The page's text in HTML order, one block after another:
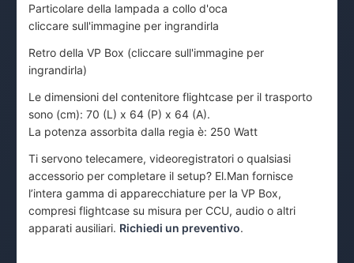
Particolare della lampada a collo d'oca
cliccare sull'immagine per ingrandirla
Retro della VP Box (cliccare sull'immagine per
ingrandirla)
Le dimensioni del contenitore flightcase per il trasporto
sono (cm): 70 (L) x 64 (P) x 64 (A).
La potenza assorbita dalla regia è: 250 Watt
Ti servono telecamere, videoregistratori o qualsiasi
accessorio per completare il setup? El.Man fornisce
l’intera gamma di apparecchiature per la VP Box,
compresi flightcase su misura per CCU, audio o altri
apparati ausiliari. Richiedi un preventivo.